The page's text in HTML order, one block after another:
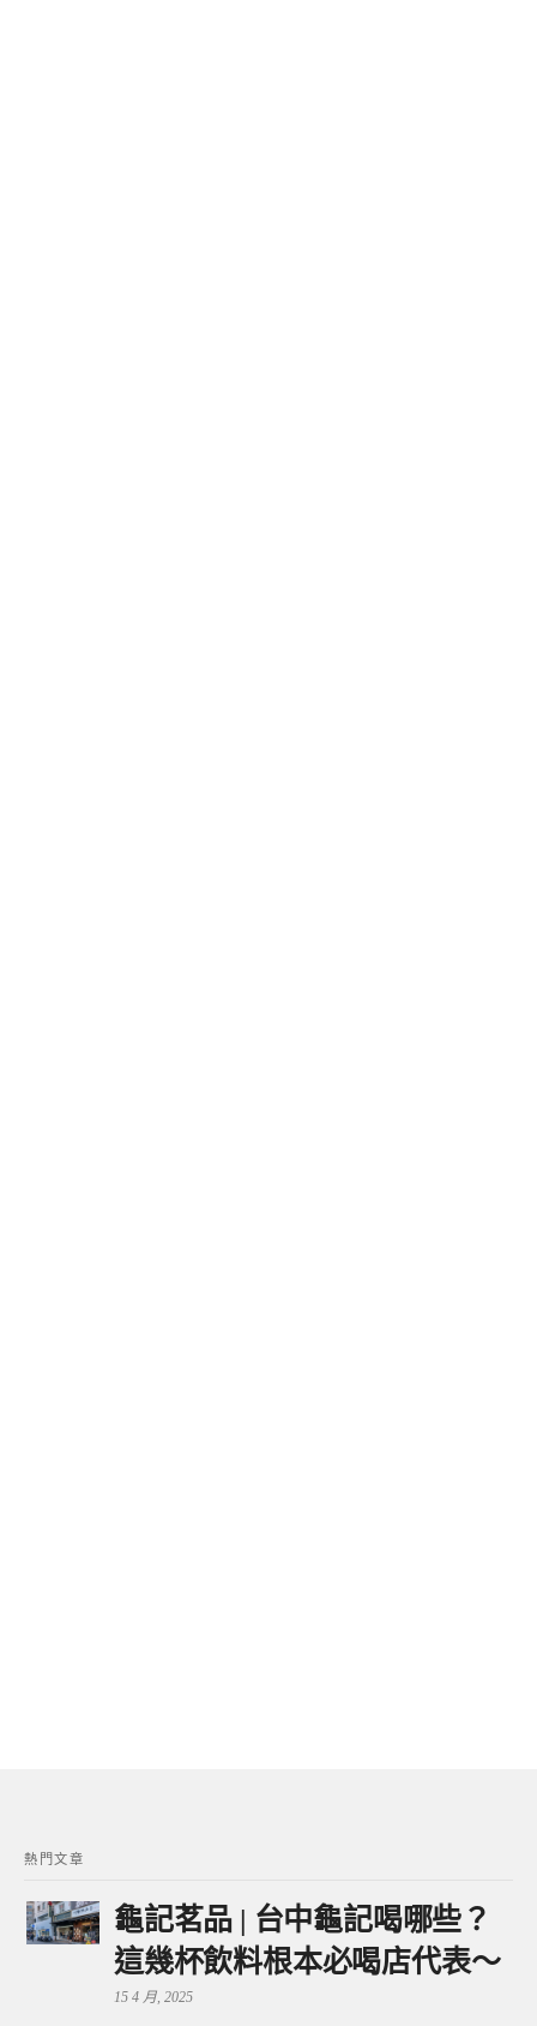
熱門文章
龜記茗品 | 台中龜記喝哪些？
這幾杯飲料根本必喝店代表～
15 4 月, 2025